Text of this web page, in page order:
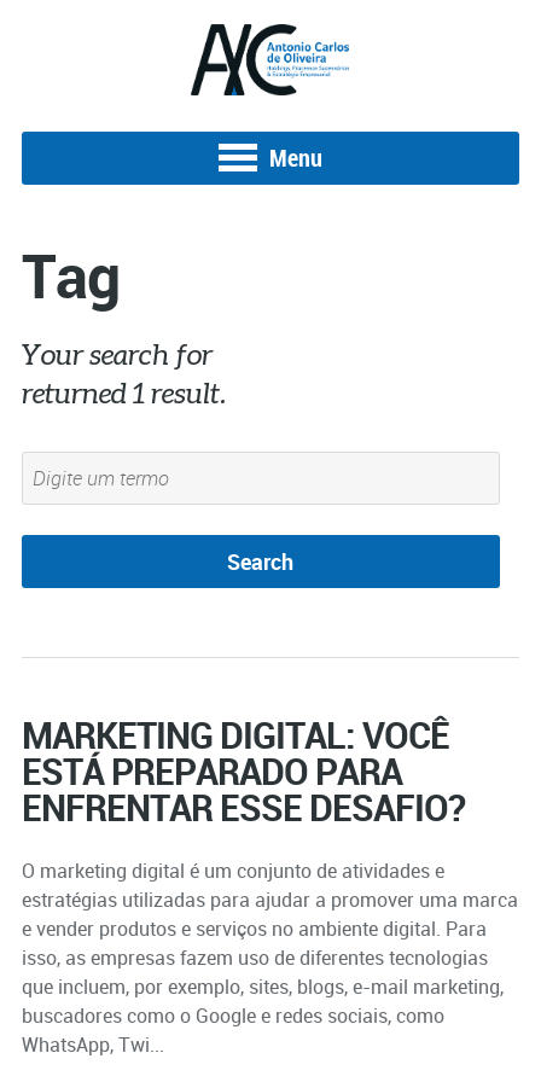
Menu
Tag
Your search for
returned 1 result.
MARKETING DIGITAL: VOCÊ
ESTÁ PREPARADO PARA
ENFRENTAR ESSE DESAFIO?
O marketing digital é um conjunto de atividades e
estratégias utilizadas para ajudar a promover uma marca
e vender produtos e serviços no ambiente digital. Para
isso, as empresas fazem uso de diferentes tecnologias
que incluem, por exemplo, sites, blogs, e-mail marketing,
buscadores como o Google e redes sociais, como
WhatsApp, Twi...